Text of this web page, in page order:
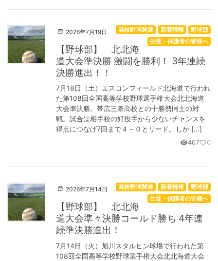
2026年7月19日 野球部
新着情報
高校野球関連
生徒・保護者の皆様へ
【野球部】 北北海
道大会準決勝 激闘を勝利！ 3年連続
決勝進出！！
7月18日（土）エスコンフィールド北海道で行われ
た第108回全国高等学校野球選手権大会北北海道
大会準決勝。帯広三条高校との十勝勢同士の対
戦。試合は相手校の好投手から少ないチャンスを
得点につなげ7回まで４－０とリード。しか […]
visibility467favorite_border0
2026年7月14日 野球部
新着情報
高校野球関連
生徒・保護者の皆様へ
【野球部】 北北海
道大会準々決勝コールド勝ち 4年連
続準決勝進出！
7月14日（火）旭川スタルヒン球場で行われた第
108回全国高等学校野球選手権大会北北海道大会